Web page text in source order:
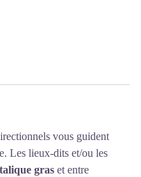
vous guident
Les lieux-dits et/ou les
gras et entre